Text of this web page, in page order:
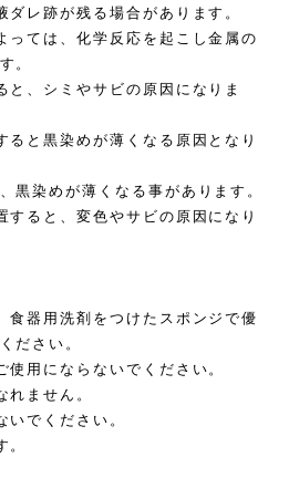
レ跡が残る場合があります。
っては、化学反応を起こし金属の
。
と、シミやサビの原因になりま
ると黒染めが薄くなる原因となり
黒染めが薄くなる事があります。
すると、変色やサビの原因になり
食器用洗剤をつけたスポンジで優
ださい。
用にならないでください。
れません。
でください。
。